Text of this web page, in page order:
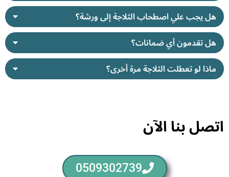
هل يجب علي اصطحاب الثلاجة إلى ورشة؟
هل تقدمون أي ضمانات؟
ماذا لو تعطلت الثلاجة مرة أخرى؟
اتصل بنا الآن
0509302739